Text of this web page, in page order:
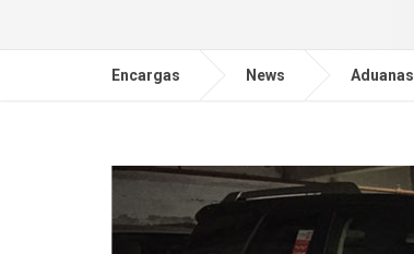
Encargas News Aduanas